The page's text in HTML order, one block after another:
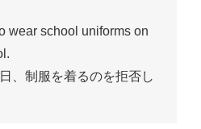
wear school uniforms on
、制服を着るのを拒否し